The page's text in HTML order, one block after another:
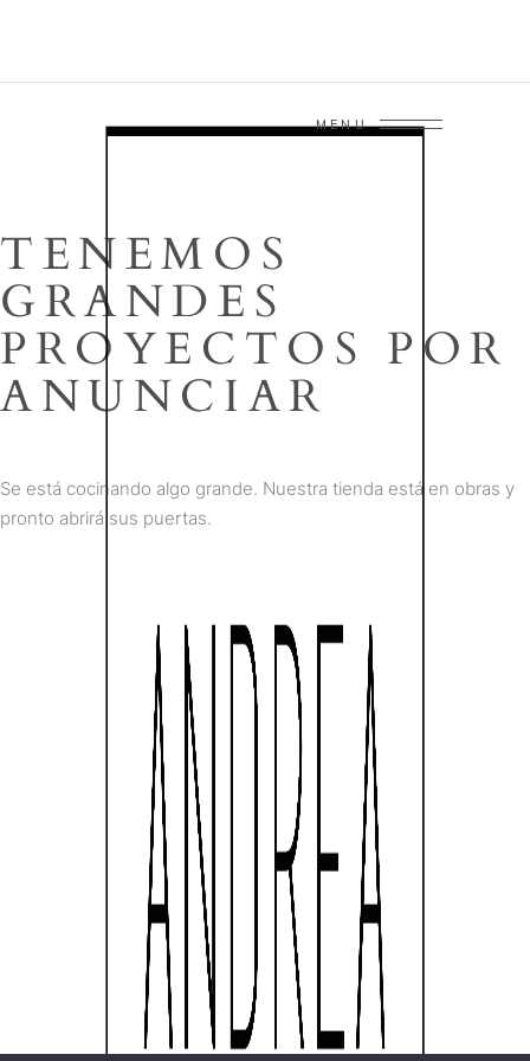
MENU
TENEMOS
GRANDES
PROYECTOS POR
ANUNCIAR
Se está cocinando algo grande. Nuestra tienda está en obras y
pronto abrirá sus puertas.